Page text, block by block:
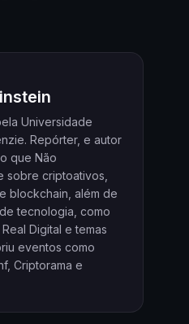
Universidade
Repórter, e autor
que Não
sobre criptoativos,
blockchain, além de
tecnologia, como
Digital e temas
eventos como
Criptorama e